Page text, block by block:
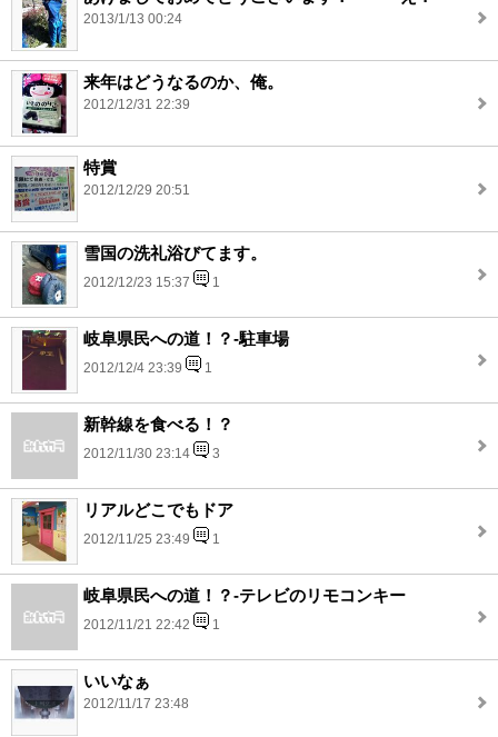
2013/1/13 00:24
来年はどうなるのか、俺。
2012/12/31 22:39
特賞
2012/12/29 20:51
雪国の洗礼浴びてます。
2012/12/23 15:37 1
岐阜県民への道！？-駐車場
2012/12/4 23:39 1
新幹線を食べる！？
2012/11/30 23:14 3
リアルどこでもドア
2012/11/25 23:49 1
岐阜県民への道！？-テレビのリモコンキー
2012/11/21 22:42 1
いいなぁ
2012/11/17 23:48